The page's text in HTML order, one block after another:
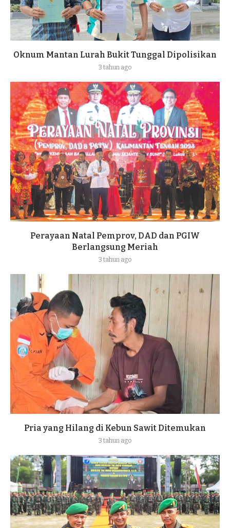
Oknum Mantan Lurah Bukit Tunggal Dipolisikan
3 tahun ago
Perayaan Natal Pemprov, DAD dan PGIW
Berlangsung Meriah
3 tahun ago
Pria yang Hilang di Kebun Sawit Ditemukan
3 tahun ago